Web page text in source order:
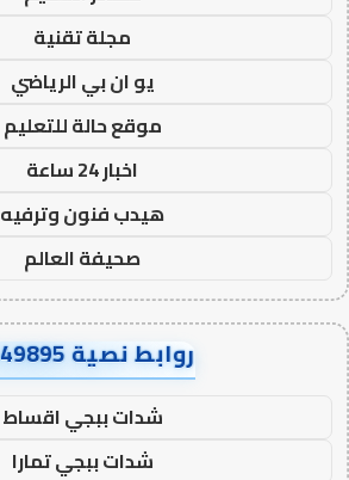
مجلة تقنية
يو ان بي الرياضي
موقع حالة للتعليم
اخبار 24 ساعة
هيدب فنون وترفيه
صحيفة العالم
روابط نصية AA49895
شدات ببجي اقساط
شدات ببجي تمارا